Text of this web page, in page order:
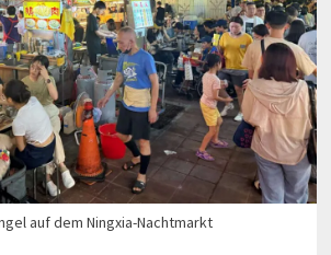
auf dem Ningxia-Nachtmarkt